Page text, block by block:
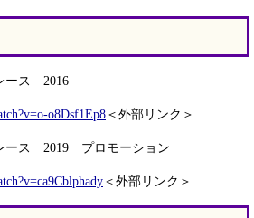
ース 2016
o8Dsf1Ep8 ＜外部リンク＞
ース 2019 プロモーション
＜外部リンク＞